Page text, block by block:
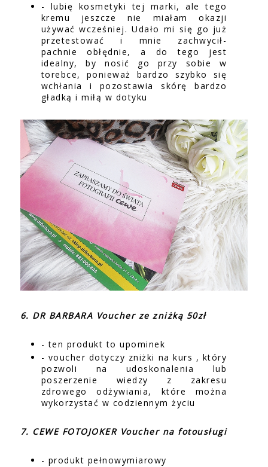
- lubię kosmetyki tej marki, ale tego
kremu jeszcze nie miałam okazji
używać wcześniej. Udało mi się go już
przetestować i mnie zachwycił-
pachnie obłędnie, a do tego jest
idealny, by nosić go przy sobie w
torebce, ponieważ bardzo szybko się
wchłania i pozostawia skórę bardzo
gładką i miłą w dotyku
6. DR BARBARA Voucher ze zniżką 50zł
- ten produkt to upominek
- voucher dotyczy zniżki na kurs , który
pozwoli na udoskonalenia lub
poszerzenie wiedzy z zakresu
zdrowego odżywiania, które można
wykorzystać w codziennym życiu
7. CEWE FOTOJOKER Voucher na fotousługi
- produkt pełnowymiarowy